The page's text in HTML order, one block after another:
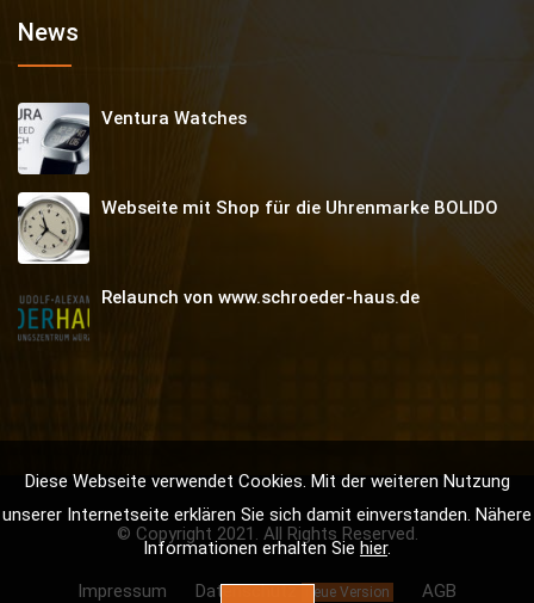
News
Ventura Watches
Webseite mit Shop für die Uhrenmarke BOLIDO
Relaunch von www.schroeder-haus.de
© Copyright 2021. All Rights Reserved.
Impressum Datenschutz neue Version AGB
Diese Webseite verwendet Cookies. Mit der weiteren Nutzung
unserer Internetseite erklären Sie sich damit einverstanden. Nähere
Informationen erhalten Sie hier.